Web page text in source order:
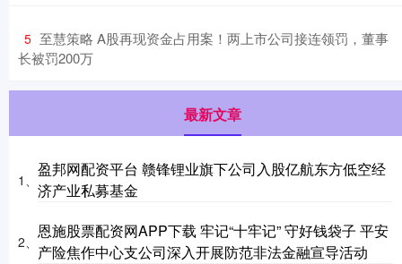
5 ​至慧策略 A股再现资金占用案！两上市公司接连领罚，董事
长被罚200万
最新文章
1、
盈邦网配资平台 赣锋锂业旗下公司入股亿航东方低空经
济产业私募基金
2、
恩施股票配资网APP下载 牢记“十牢记” 守好钱袋子 平安
产险焦作中心支公司深入开展防范非法金融宣导活动